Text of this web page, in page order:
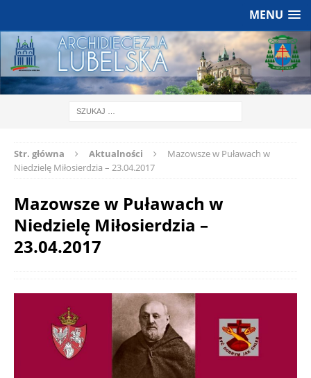
MENU
Str. główna Aktualności
Mazowsze w Puławach w
Niedzielę Miłosierdzia – 23.04.2017
Mazowsze w Puławach w
Niedzielę Miłosierdzia –
23.04.2017